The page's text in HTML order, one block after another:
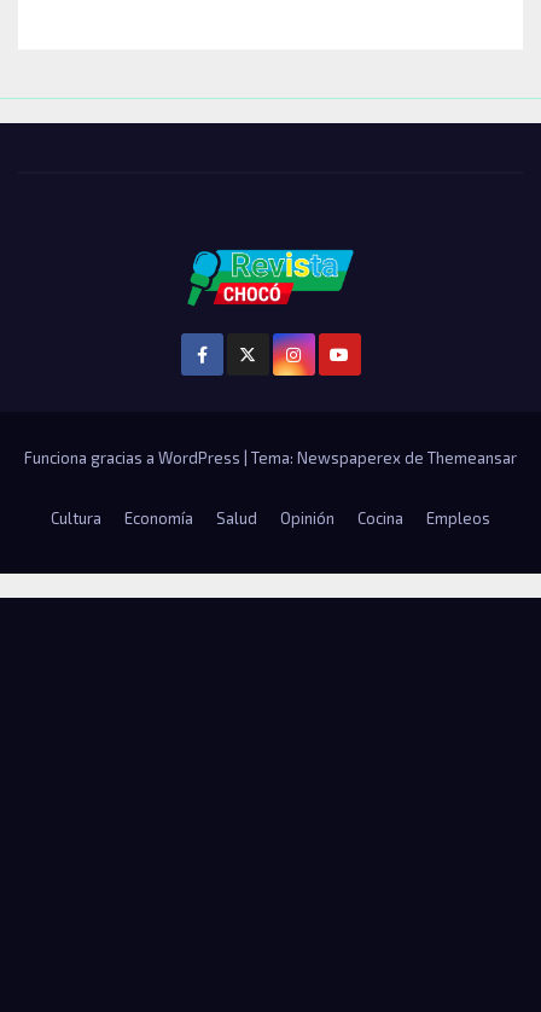
Funciona gracias a WordPress Tema: Newspaperex de Themeansar
Cultura Economía Salud Opinión Cocina Empleos